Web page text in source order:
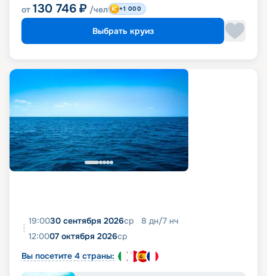
от 130 746 ₽ /чел +1 000
Выбрать круиз
19:0030 сентября 2026ср 8 дн/7 нч
12:0007 октября 2026ср
Вы посетите 4 страны: